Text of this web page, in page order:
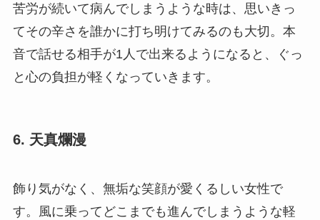
苦労が続いて病んでしまうような時は、思いきっ
てその辛さを誰かに打ち明けてみるのも大切。本
音で話せる相手が1人で出来るようになると、ぐっ
と心の負担が軽くなっていきます。
6. 天真爛漫
飾り気がなく、無垢な笑顔が愛くるしい女性で
す。風に乗ってどこまでも進んでしまうような軽